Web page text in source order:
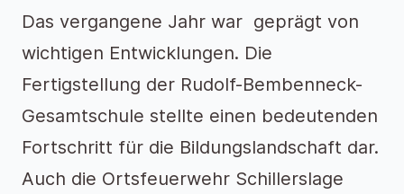
Das vergangene Jahr war geprägt von
wichtigen Entwicklungen. Die
Fertigstellung der Rudolf-Bembenneck-
Gesamtschule stellte einen bedeutenden
Fortschritt für die Bildungslandschaft dar.
Auch die Ortsfeuerwehr Schillerslage